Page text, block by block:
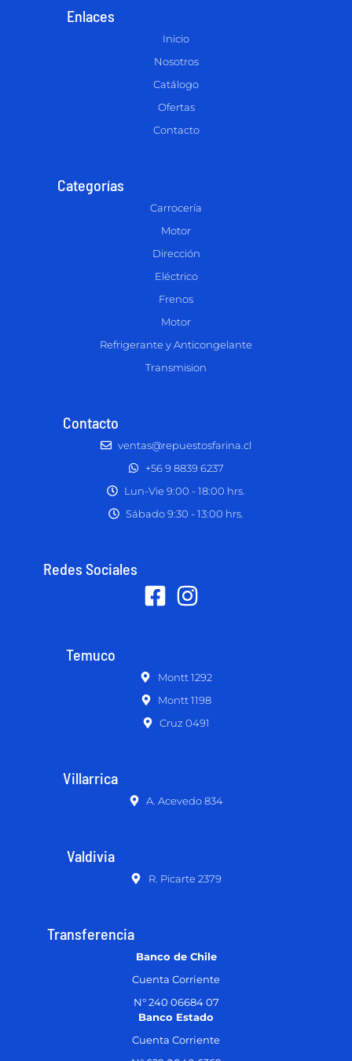
Enlaces
Inicio
Nosotros
Catálogo
Ofertas
Contacto
Categorías
Carrocería
Motor
Dirección
Eléctrico
Frenos
Motor
Refrigerante y Anticongelante
Transmision
Contacto
ventas@repuestosfarina.cl
+56 9 8839 6237
Lun-Vie 9:00 - 18:00 hrs.
Sábado 9:30 - 13:00 hrs.
Redes Sociales
Temuco
Montt 1292
Montt 1198
Cruz 0491
Villarrica
A. Acevedo 834
Valdivia
R. Picarte 2379
Transferencia
Banco de Chile
Cuenta Corriente
N° 240 06684 07
Banco Estado
Cuenta Corriente